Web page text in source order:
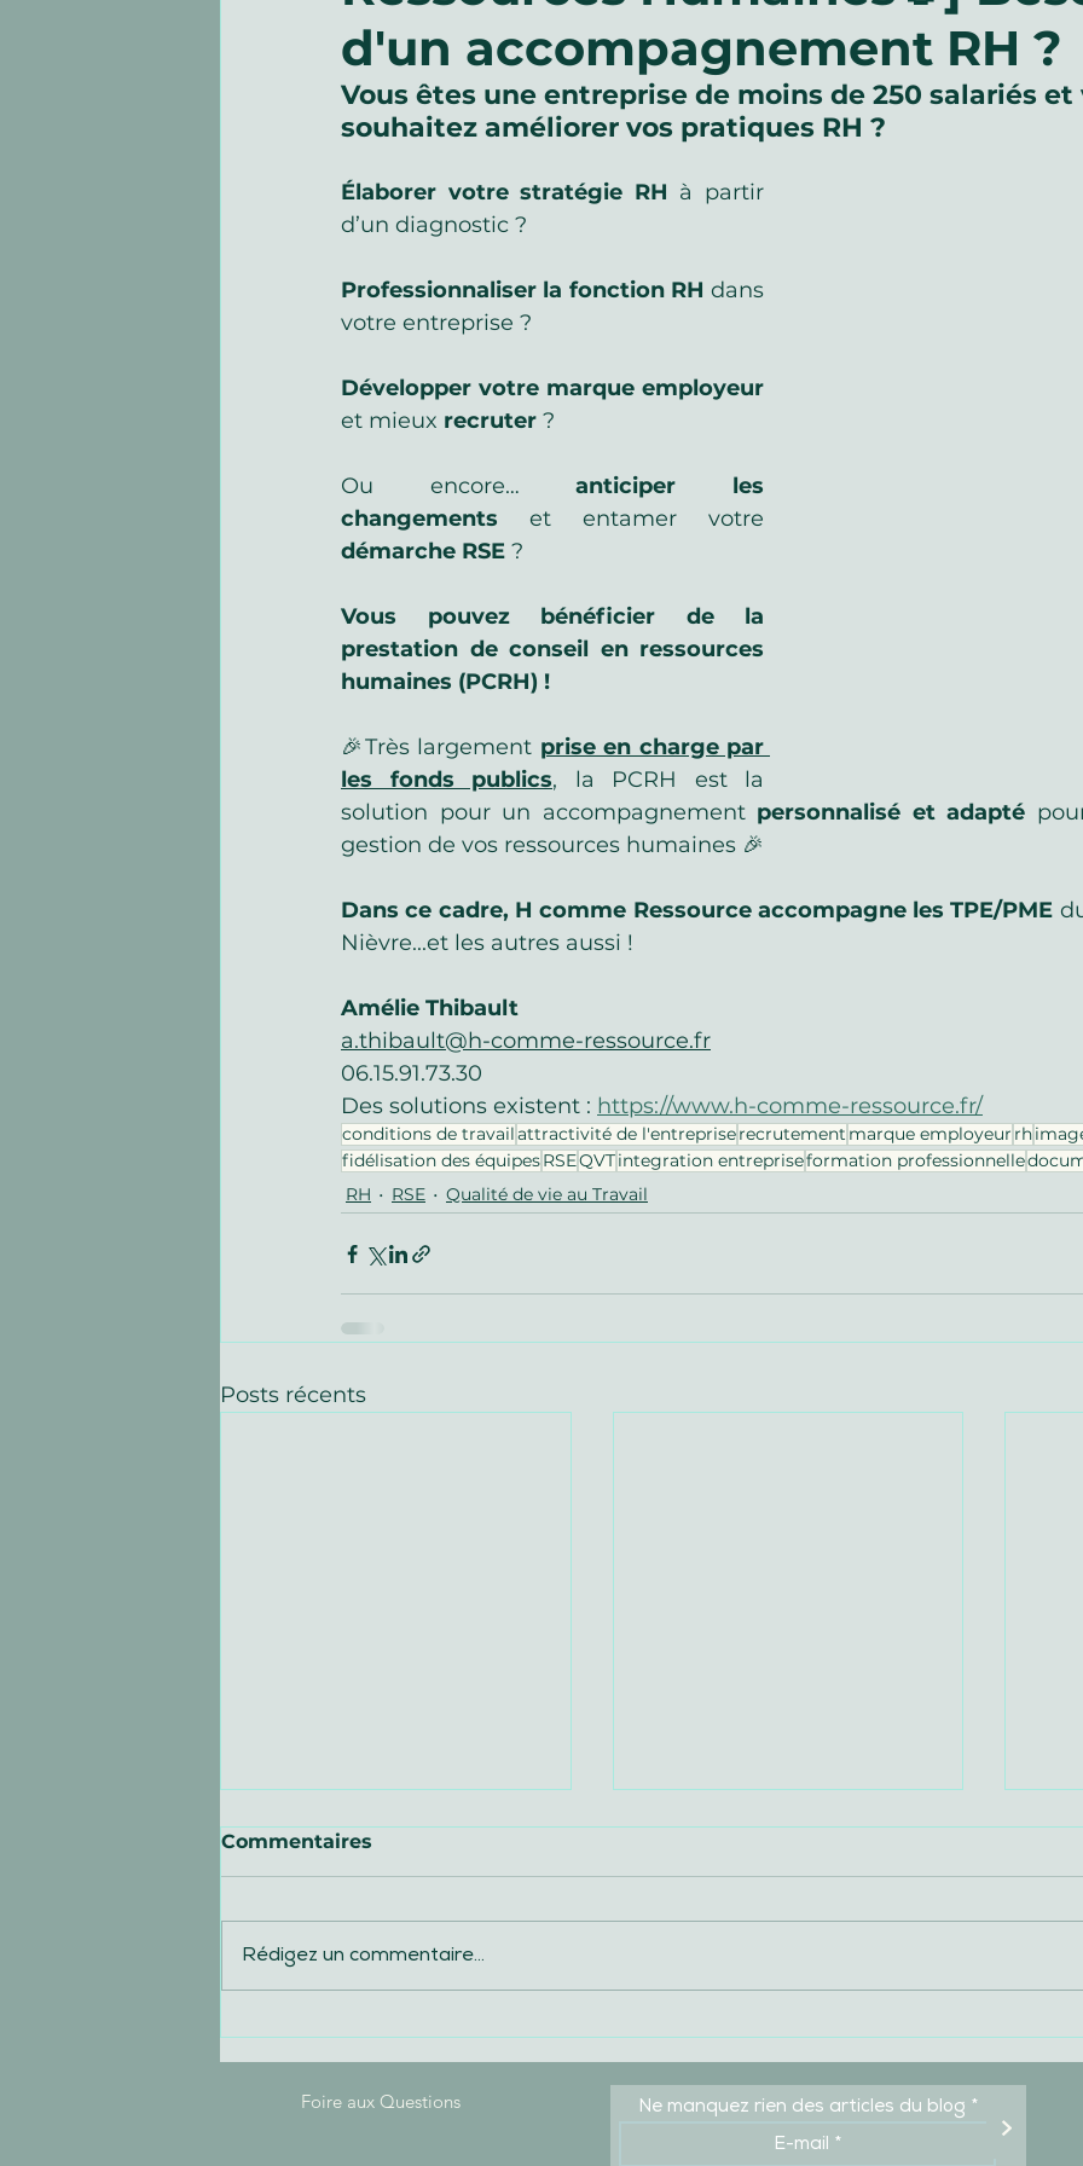
d'un accompagnement RH ?
Vous êtes une entreprise de moins de 250 salariés
souhaitez améliorer vos pratiques RH ?
Élaborer votre stratégie RH à partir
d’un diagnostic ?
Professionnaliser la fonction RH dans
votre entreprise ?
Développer votre marque employeur
et mieux recruter ?
Ou encore… anticiper les
changements
démarche RSE ?
Vous pouvez bénéficier de la
prestation de conseil en ressources
humaines (PCRH) !
🎉Très largement prise en charge par
les fonds publics, la PCRH est la
solution pour un accompagnement personnalisé et adapté
gestion de vos ressources humaines 🎉
Dans ce cadre, H comme Ressource accompagne les TPE/PME
Nièvre...et les autres aussi !
Amélie Thibault
a.thibault@h-comme-ressource.fr
06.15.91.73.30
Des solutions existent : https://www.h-comme-ressource.fr/
conditions de travailattractivité de l'entrepriserecrutement marque employeur rh
fidélisation des équipesRSEQVTintegration entrepriseformation professionnelle
RH
RSE Qualité de vie au Travail
Posts récents
frissons à certains ??
Commentaires
Rédigez un commentaire...
Foire aux Questions Ne manquez rien des articles du blog
>